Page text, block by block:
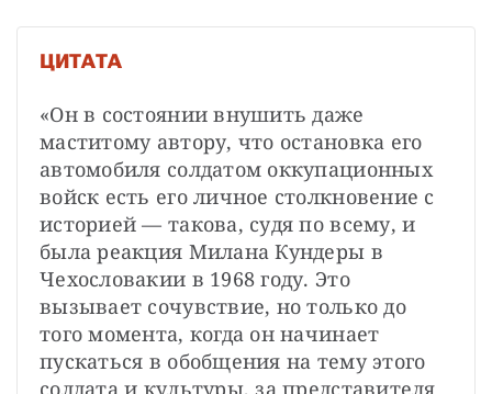
ЦИТАТА
«Он в состоянии внушить даже
маститому автору, что остановка его
автомобиля солдатом оккупационных
войск есть его личное столкновение с
историей — такова, судя по всему, и
была реакция Милана Кундеры в
Чехословакии в 1968 году. Это
вызывает сочувствие, но только до
того момента, когда он начинает
пускаться в обобщения на тему этого
солдата и культуры, за представителя